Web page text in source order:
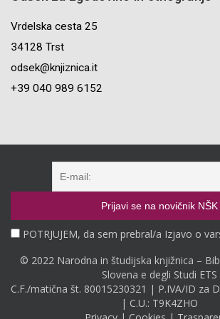
Vrdelska cesta 25
34128 Trst
odsek@knjiznica.it
+39 040 989 6152
POTRJUJEM, da sem prebral/a Izjavo o
© 2022 Narodna in študijska knjižnica –
Slovena e degli Studi ETS
C.F./matična št. 80015230321 | P.IVA/ID za
| C.U.: T9K4ZHO